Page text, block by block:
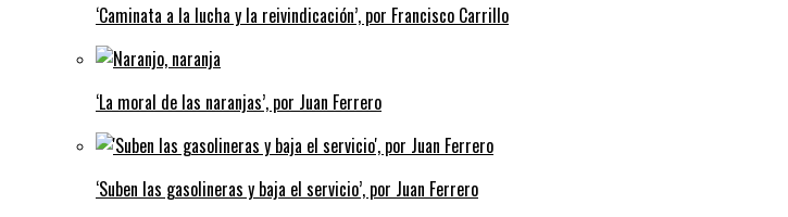
‘Caminata a la lucha y la reivindicación’, por Francisco Carrillo
‘La moral de las naranjas’, por Juan Ferrero
‘Suben las gasolineras y baja el servicio’, por Juan Ferrero